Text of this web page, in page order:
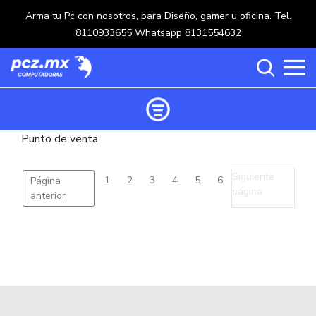
Arma tu Pc con nosotros, para Diseño, gamer u oficina. Tel.
8110933655 Whatsapp 8131554632
Carrito de compras ()
Ingresar
Punto de venta
Página
anterior
1 2 3 4 5 6
Siguiente
página